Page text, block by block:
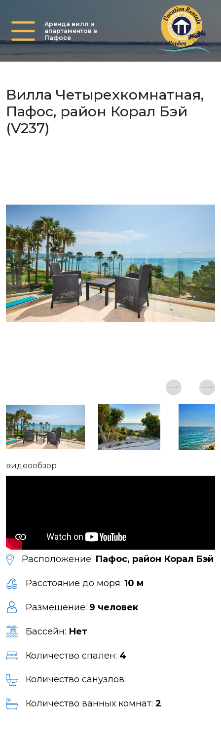
Аренда вилл и
апартаментов в
Пафосе
Вилла Четырехкомнатная,
Пафос, район Корал Бэй
(V237)
видеообзор
Расположение: Пафос, район Корал Бэй
Расстояние до моря: 10 м
Размещение: 9 человек
Бассейн: Нет
Количество спален: 4
Количество санузлов:
Количество ванных комнат: 2